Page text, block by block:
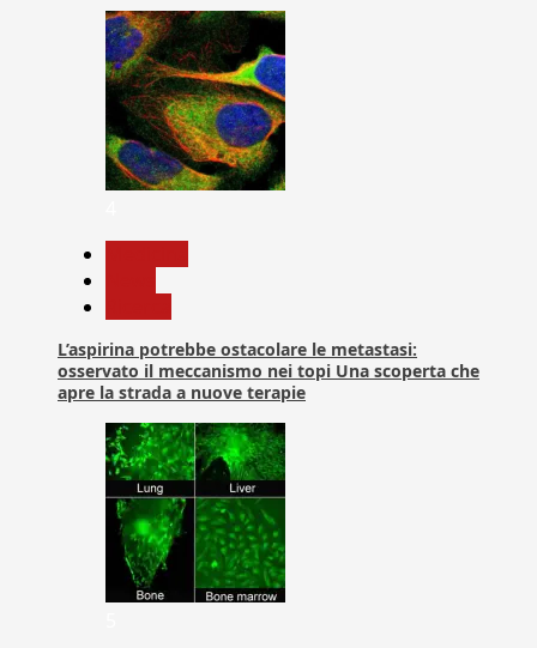
L’aspirina potrebbe ostacolare le metastasi:
osservato il meccanismo nei topi Una scoperta che
apre la strada a nuove terapie